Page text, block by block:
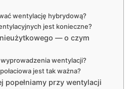
wentylację hybrydową?
jest konieczne?
— o czym
wentylacji?
jest tak ważna?
popełniamy przy wentylacji